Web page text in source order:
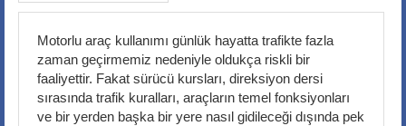
Motorlu araç kullanımı günlük hayatta trafikte fazla
zaman geçirmemiz nedeniyle oldukça riskli bir
faaliyettir. Fakat sürücü kursları, direksiyon dersi
sırasında trafik kuralları, araçların temel fonksiyonları
ve bir yerden başka bir yere nasıl gidileceği dışında pek